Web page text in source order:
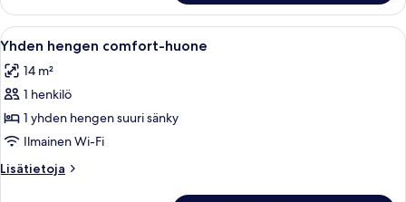
comfort-
huone
(kaksi
Avaa
kaikki
huonetyypin
Yhden
hengen
comfort-
huone
kuvat
Hotellihuone, jossa on sänky,
5
Yhden hengen comfort-huone
14 m²
1 henkilö
1 yhden hengen suuri sänky
Ilmainen Wi-Fi
Lisätietoja
Lisätietoja